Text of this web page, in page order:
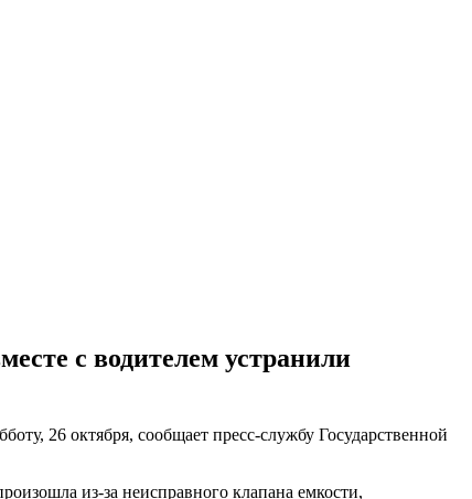
с водителем устранили
26 октября, сообщает пресс-службу Государственной
из-за неисправного клапана емкости,